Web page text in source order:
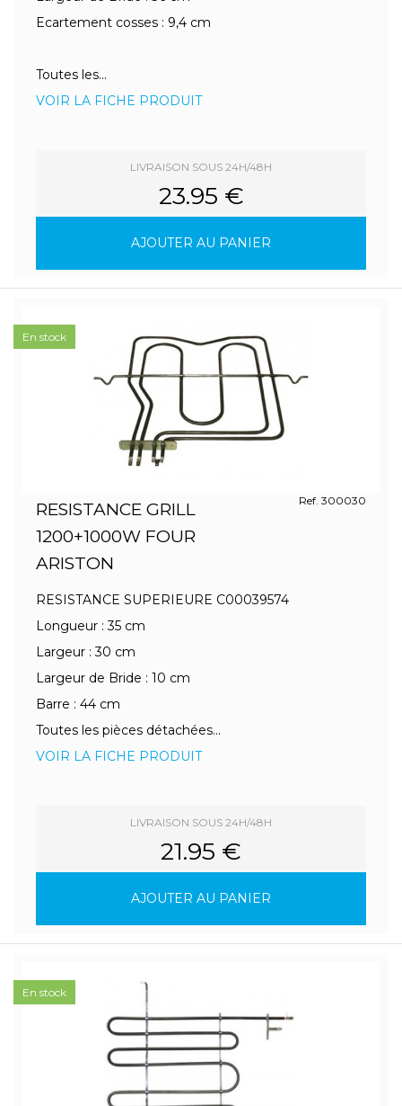
Ecartement cosses : 9,4 cm
Toutes les...
VOIR LA FICHE PRODUIT
LIVRAISON SOUS 24H/48H
23.95 €
AJOUTER AU PANIER
RESISTANCE GRILL
1200+1000W FOUR
ARISTON
Ref. 300030
RESISTANCE SUPERIEURE C00039574
Longueur : 35 cm
Largeur : 30 cm
Largeur de Bride : 10 cm
Barre : 44 cm
Toutes les pièces détachées...
VOIR LA FICHE PRODUIT
LIVRAISON SOUS 24H/48H
21.95 €
AJOUTER AU PANIER
En stock
En stock